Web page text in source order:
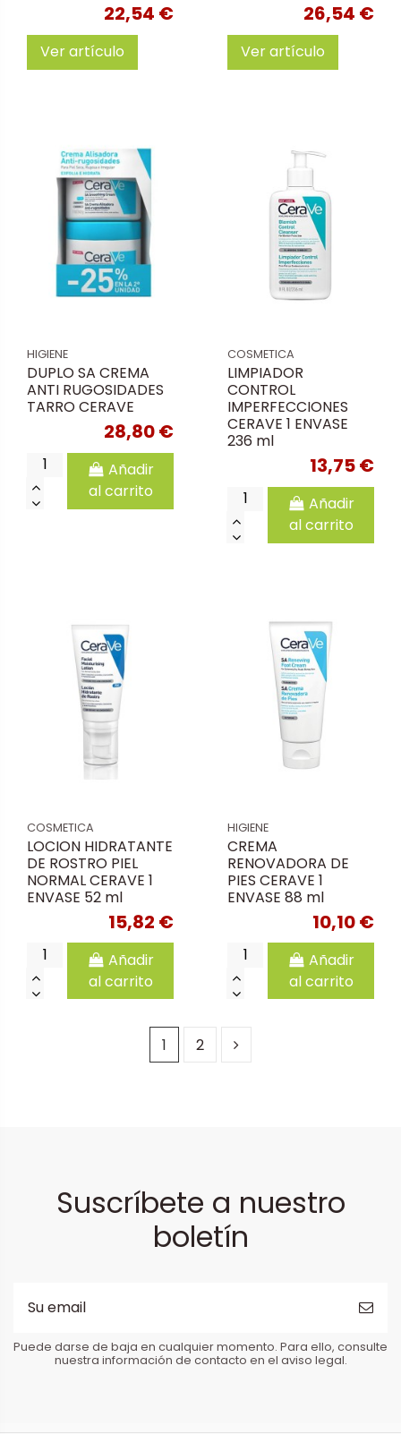
22,54 €
Ver artículo
26,54 €
Ver artículo
HIGIENE
DUPLO SA CREMA
ANTI RUGOSIDADES
TARRO CERAVE
28,80 €
Añadir
al carrito
COSMETICA
LIMPIADOR
CONTROL
IMPERFECCIONES
CERAVE 1 ENVASE
236 ml
13,75 €
Añadir
al carrito
COSMETICA
LOCION HIDRATANTE
DE ROSTRO PIEL
NORMAL CERAVE 1
ENVASE 52 ml
15,82 €
Añadir
al carrito
HIGIENE
CREMA
RENOVADORA DE
PIES CERAVE 1
ENVASE 88 ml
10,10 €
Añadir
al carrito
1 2
Suscríbete a nuestro
boletín
Puede darse de baja en cualquier momento. Para ello, consulte
nuestra información de contacto en el aviso legal.